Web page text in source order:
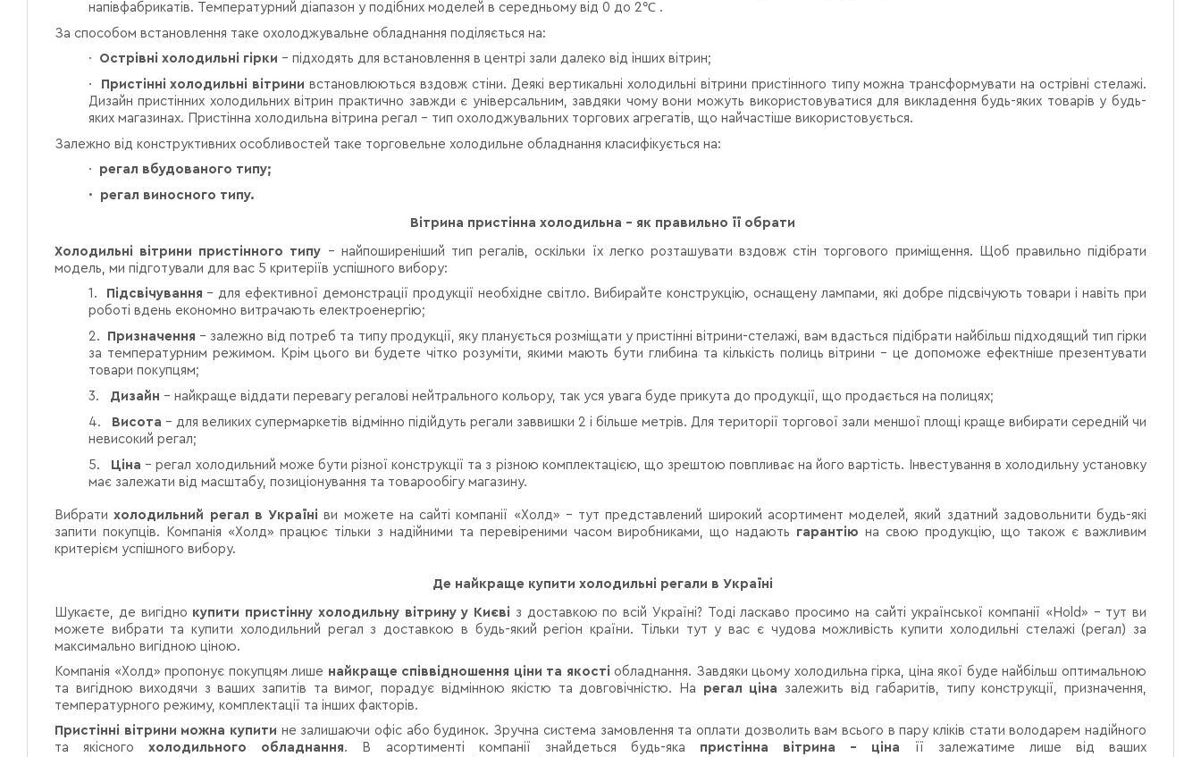
напівфабрикатів. Температурний діапазон у подібних моделей в середньому від 0 до 2℃.
За способом встановлення таке охолоджувальне обладнання поділяється на:
·
Острівні холодильні гірки – підходять для встановлення в центрі зали далеко від інших вітрин;
·
Пристінні холодильні вітрини встановлюються вздовж стіни. Деякі вертикальні холодильні вітрини пристінного типу можна трансформувати на острівні стелажі.
Дизайн пристінних холодильних вітрин практично завжди є універсальним, завдяки чому вони можуть використовуватися для викладення будь-яких товарів у будь-
яких магазинах. Пристінна холодильна вітрина регал - тип охолоджувальних торгових агрегатів, що найчастіше використовується.
Залежно від конструктивних особливостей таке торговельне холодильне обладнання класифікується на:
·
регал вбудованого типу;
·
регал виносного типу.
Вітрина пристінна холодильна - як правильно її обрати
Холодильні вітрини пристінного типу – найпоширеніший тип регалів, оскільки їх легко розташувати вздовж стін торгового приміщення. Щоб правильно підібрати
модель, ми підготували для вас 5 критеріїв успішного вибору:
1.
Підсвічування – для ефективної демонстрації продукції необхідне світло. Вибирайте конструкцію, оснащену лампами, які добре підсвічують товари і навіть при
роботі вдень економно витрачають електроенергію;
2.
Призначення – залежно від потреб та типу продукції, яку планується розміщати у пристінні вітрини-стелажі, вам вдасться підібрати найбільш підходящий тип гірки
за температурним режимом. Крім цього ви будете чітко розуміти, якими мають бути глибина та кількість полиць вітрини – це допоможе ефектніше презентувати
товари покупцям;
3.
Дизайн – найкраще віддати перевагу регалові нейтрального кольору, так уся увага буде прикута до продукції, що продається на полицях;
4.
Висота – для великих супермаркетів відмінно підійдуть регали заввишки 2 і більше метрів. Для території торгової зали меншої площі краще вибирати середній чи
невисокий регал;
5.
Ціна – регал холодильний може бути різної конструкції та з різною комплектацією, що зрештою повпливає на його вартість. Інвестування в холодильну установку
має залежати від масштабу, позиціонування та товарообігу магазину.
Вибратихолодильний регал в Україніви можете на сайті компанії «Холд» - тут представлений широкий асортимент моделей, який здатний задовольнити будь-які
запити покупців. Компанія «Холд» працює тільки з надійними та перевіреними часом виробниками, що надають гарантію на свою продукцію, що також є важливим
критерієм успішного вибору.
Де найкраще купити холодильні регали в Україні
Шукаєте, де вигідно купити пристінну холодильну вітрину у Києві з доставкою по всій Україні? Тоді ласкаво просимо на сайті української компанії «Hold» - тут ви
можете вибрати та купити холодильний регал з доставкою в будь-який регіон країни. Тільки тут у вас є чудова можливість купити холодильні стелажі (регал) за
максимально вигідною ціною.
Компанія «Холд» пропонує покупцям лише найкраще співвідношення ціни та якості обладнання. Завдяки цьому холодильна гірка, ціна якої буде найбільш оптимальною
та вигідною виходячи з ваших запитів та вимог, порадує відмінною якістю та довговічністю. На регал ціна залежить від габаритів, типу конструкції, призначення,
температурного режиму, комплектації та інших факторів.
Пристінні вітрини можна купити не залишаючи офіс або будинок. Зручна система замовлення та оплати дозволить вам всього в пару кліків стати володарем надійного
та якісного холодильного обладнання. В асортименті компанії знайдеться будь-яка пристінна вітрина - ціна її залежатиме лише від ваших